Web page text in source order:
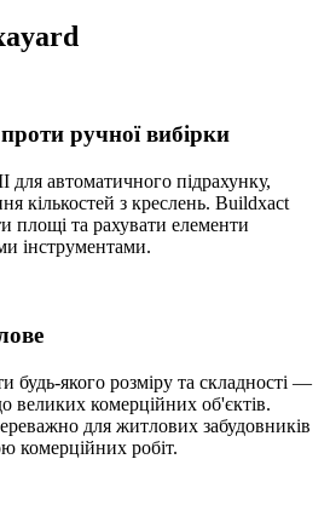
ручної вибірки
для автоматичного підрахунку,
кількостей з креслень. Buildxact
площі та рахувати елементи
інструментами.
будь-якого розміру та складності —
великих комерційних об'єктів.
для житлових забудовників
комерційних робіт.